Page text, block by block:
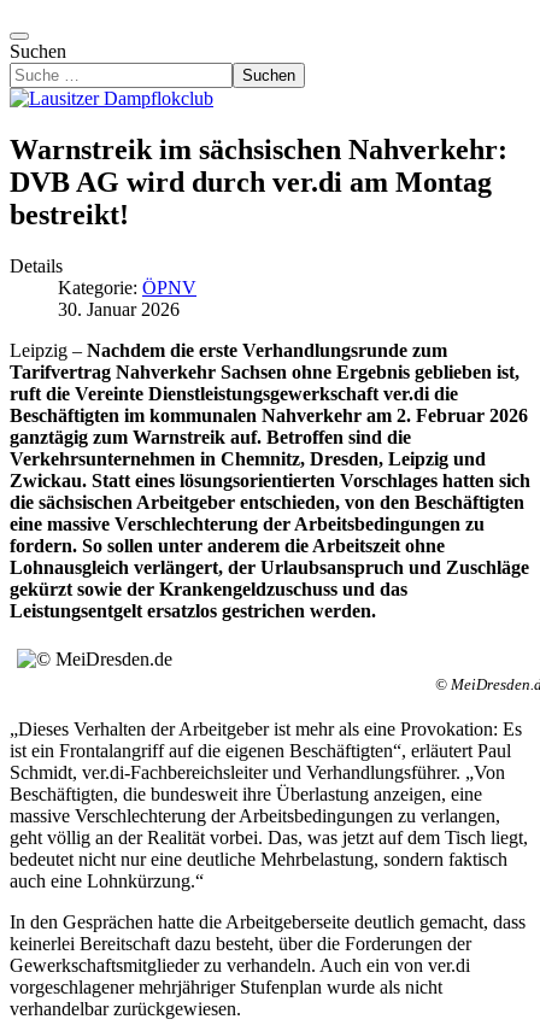
Suchen
Suchen
Warnstreik im sächsischen Nahverkehr:
DVB AG wird durch ver.di am Montag
bestreikt!
Details
Kategorie: ÖPNV
30. Januar 2026
Leipzig – Nachdem die erste Verhandlungsrunde zum
Tarifvertrag Nahverkehr Sachsen ohne Ergebnis geblieben ist,
ruft die Vereinte Dienstleistungsgewerkschaft ver.di die
Beschäftigten im kommunalen Nahverkehr am 2. Februar 2026
ganztägig zum Warnstreik auf. Betroffen sind die
Verkehrsunternehmen in Chemnitz, Dresden, Leipzig und
Zwickau. Statt eines lösungsorientierten Vorschlages hatten sich
die sächsischen Arbeitgeber entschieden, von den Beschäftigten
eine massive Verschlechterung der Arbeitsbedingungen zu
fordern. So sollen unter anderem die Arbeitszeit ohne
Lohnausgleich verlängert, der Urlaubsanspruch und Zuschläge
gekürzt sowie der Krankengeldzuschuss und das
Leistungsentgelt ersatzlos gestrichen werden.
©
„Dieses Verhalten der Arbeitgeber ist mehr als eine Provokation: Es
ist ein Frontalangriff auf die eigenen Beschäftigten“, erläutert Paul
Schmidt, ver.di-Fachbereichsleiter und Verhandlungsführer. „Von
Beschäftigten, die bundesweit ihre Überlastung anzeigen, eine
massive Verschlechterung der Arbeitsbedingungen zu verlangen,
geht völlig an der Realität vorbei. Das, was jetzt auf dem Tisch liegt,
bedeutet nicht nur eine deutliche Mehrbelastung, sondern faktisch
auch eine Lohnkürzung.“
In den Gesprächen hatte die Arbeitgeberseite deutlich gemacht, dass
keinerlei Bereitschaft dazu besteht, über die Forderungen der
Gewerkschaftsmitglieder zu verhandeln. Auch ein von ver.di
vorgeschlagener mehrjähriger Stufenplan wurde als nicht
verhandelbar zurückgewiesen.